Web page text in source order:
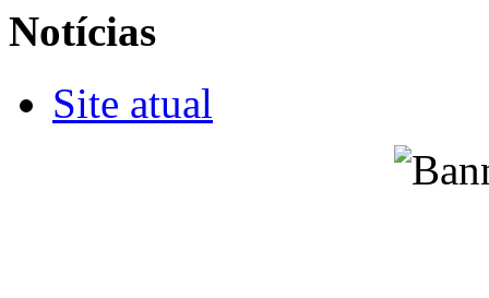
Notícias
Site atual